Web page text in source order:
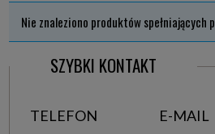
Nie znaleziono produktów spełniających
SZYBKI KONTAKT
TELEFON E-MAIL